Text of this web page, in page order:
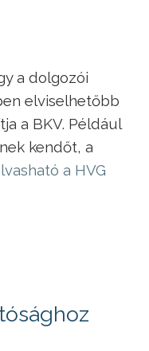
a dolgozói
elviselhetőbb
a BKV. Például
kendőt, a
a HVG